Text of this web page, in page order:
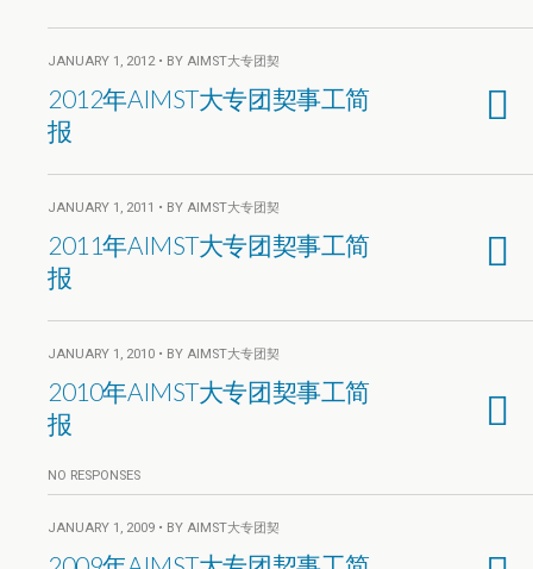
JANUARY 1, 2012 • BY AIMST大专团契
2012年AIMST大专团契事工简
报
JANUARY 1, 2011 • BY AIMST大专团契
2011年AIMST大专团契事工简
报
JANUARY 1, 2010 • BY AIMST大专团契
2010年AIMST大专团契事工简
报
NO RESPONSES
JANUARY 1, 2009 • BY AIMST大专团契